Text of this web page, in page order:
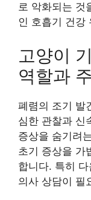
로 악화되는 것
인 호흡기 건강
고양이
역할과
폐렴의 조기 발
심한 관찰과 신
증상을 숨기려
초기 증상을 가
합니다. 특히
의사 상담이 필